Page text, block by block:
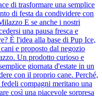
di trasformare una semplice
di festa da condividere con
E se anche i nostri
una pausa fresca e
È l'idea alla base di Pup Ice,
e proposto dal negozio
Un prodotto curioso e
giornata d'estate in un
con il proprio cane. Perché,
compagni meritano una
così una piacevole sorpresa